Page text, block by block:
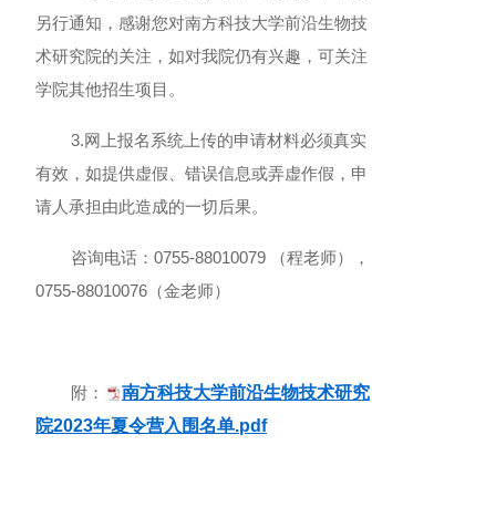
另行通知，感谢您对南方科技大学前沿生物技
术研究院的关注，如对我院仍有兴趣，可关注
学院其他招生项目。
3.网上报名系统上传的申请材料必须真实
有效，如提供虚假、错误信息或弄虚作假，申
请人承担由此造成的一切后果。
咨询电话：0755-88010079 （程老师），
0755-88010076（金老师）
附：
南方科技大学前沿生物技术研究
院2023年夏令营入围名单.pdf